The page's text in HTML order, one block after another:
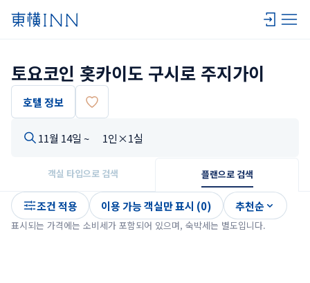
토요코인 홋카이도 구시로 주지가이
호텔 정보
11월 14일 ~ 1인×1실
객실 타입으로 검색 플랜으로 검색
조건 적용 이용 가능 객실만 표시 (0) 추천순
표시되는 가격에는 소비세가 포함되어 있으며, 숙박세는 별도입니다.